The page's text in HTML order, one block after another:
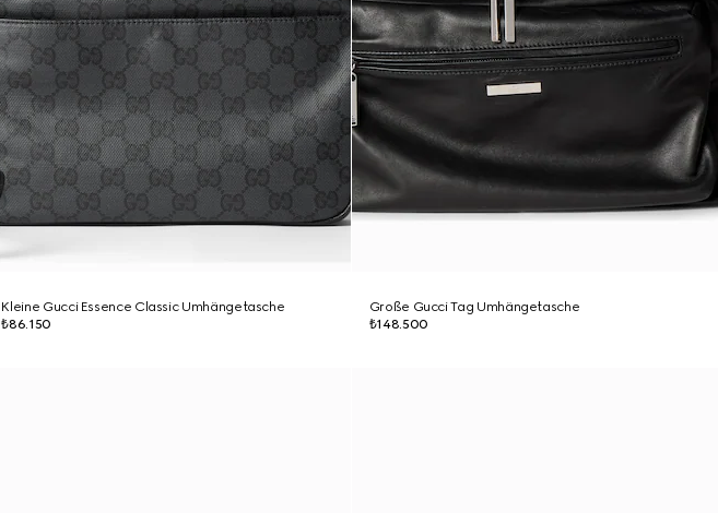
Kleine Gucci Essence Classic Umhängetasche
₺86.150
Große Gucci Tag Umhängetasche
₺148.500